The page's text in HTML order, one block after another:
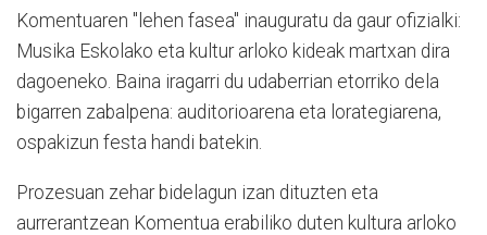
Komentuaren "lehen fasea" inauguratu da gaur ofizialki:
Musika Eskolako eta kultur arloko kideak martxan dira
dagoeneko. Baina iragarri du udaberrian etorriko dela
bigarren zabalpena: auditorioarena eta lorategiarena,
ospakizun festa handi batekin.
Prozesuan zehar bidelagun izan dituzten eta
aurrerantzean Komentua erabiliko duten kultura arloko